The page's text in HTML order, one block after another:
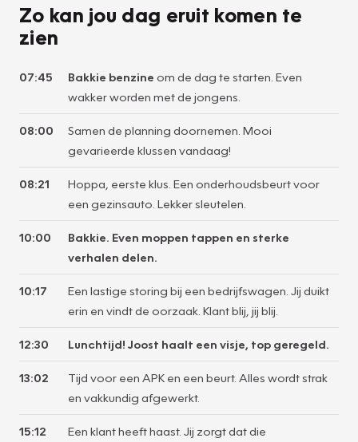
Zo kan jou dag eruit komen te
zien
07:45 Bakkie benzine om de dag te starten. Even
wakker worden met de jongens.
08:00
Samen de planning doornemen. Mooi
gevarieerde klussen vandaag!
08:21
Hoppa, eerste klus. Een onderhoudsbeurt voor
een gezinsauto. Lekker sleutelen.
10:00
Bakkie. Even moppen tappen en sterke
verhalen delen.
10:17
Een lastige storing bij een bedrijfswagen. Jij duikt
erin en vindt de oorzaak. Klant blij, jij blij.
12:30 Lunchtijd! Joost haalt een visje, top geregeld.
13:02
Tijd voor een APK en een beurt. Alles wordt strak
en vakkundig afgewerkt.
15:12
Een klant heeft haast. Jij zorgt dat die